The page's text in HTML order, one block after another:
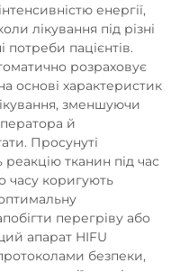
енергії,
лікування під різні
потреби пацієнтів.
розраховує
основі характеристик
зменшуючи
й
Просунуті
тканин під час
часу коригують
перегріву або
апарат HIFU
безпеки,